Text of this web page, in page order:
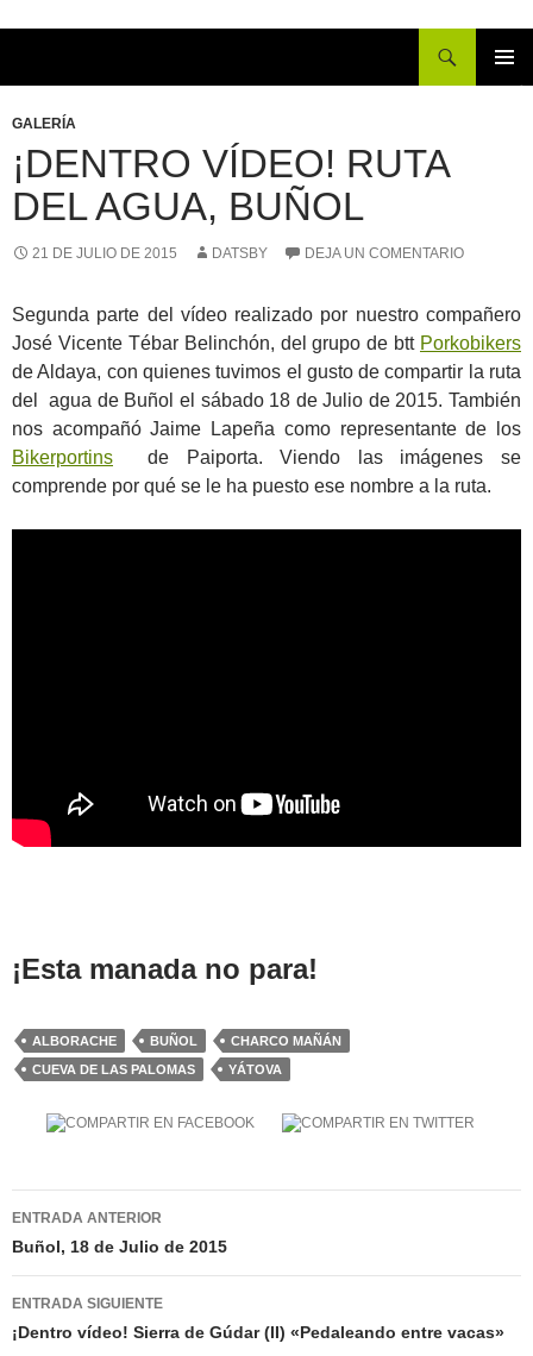
CONTENIDO
GALERÍA
¡DENTRO VÍDEO! RUTA
DEL AGUA, BUÑOL
21 DE JULIO DE 2015 DATSBY DEJA UN COMENTARIO
Segunda parte del vídeo realizado por nuestro compañero
José Vicente Tébar Belinchón, del grupo de btt Porkobikers
de Aldaya, con quienes tuvimos el gusto de compartir la ruta
del agua de Buñol el sábado 18 de Julio de 2015. También
nos acompañó Jaime Lapeña como representante de los
Bikerportins de Paiporta. Viendo las imágenes se
comprende por qué se le ha puesto ese nombre a la ruta.
¡Esta manada no para!
ALBORACHE BUÑOL
CHARCO MAÑÁN
CUEVA DE LAS PALOMAS
YÁTOVA
Navegación
de
entradas
ENTRADA ANTERIOR
Buñol, 18 de Julio de 2015
ENTRADA SIGUIENTE
¡Dentro vídeo! Sierra de Gúdar (II) «Pedaleando entre vacas»